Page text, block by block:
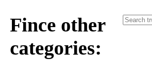
Fince other
categories: